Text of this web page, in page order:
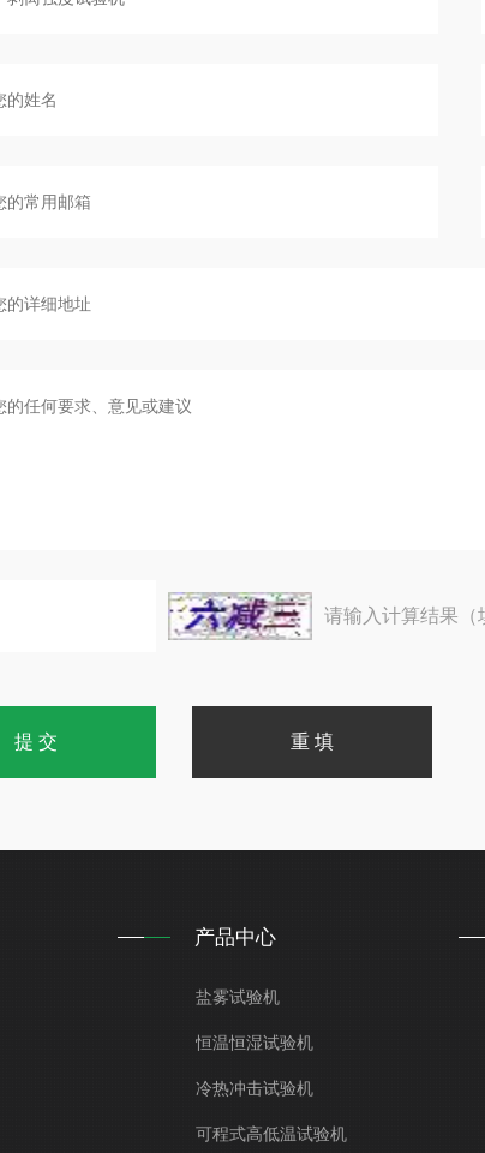
请输入计算结果（
产品中心
盐雾试验机
恒温恒湿试验机
冷热冲击试验机
可程式高低温试验机